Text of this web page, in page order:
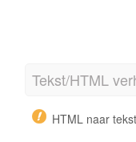
Tekst/HTML
HTML naar